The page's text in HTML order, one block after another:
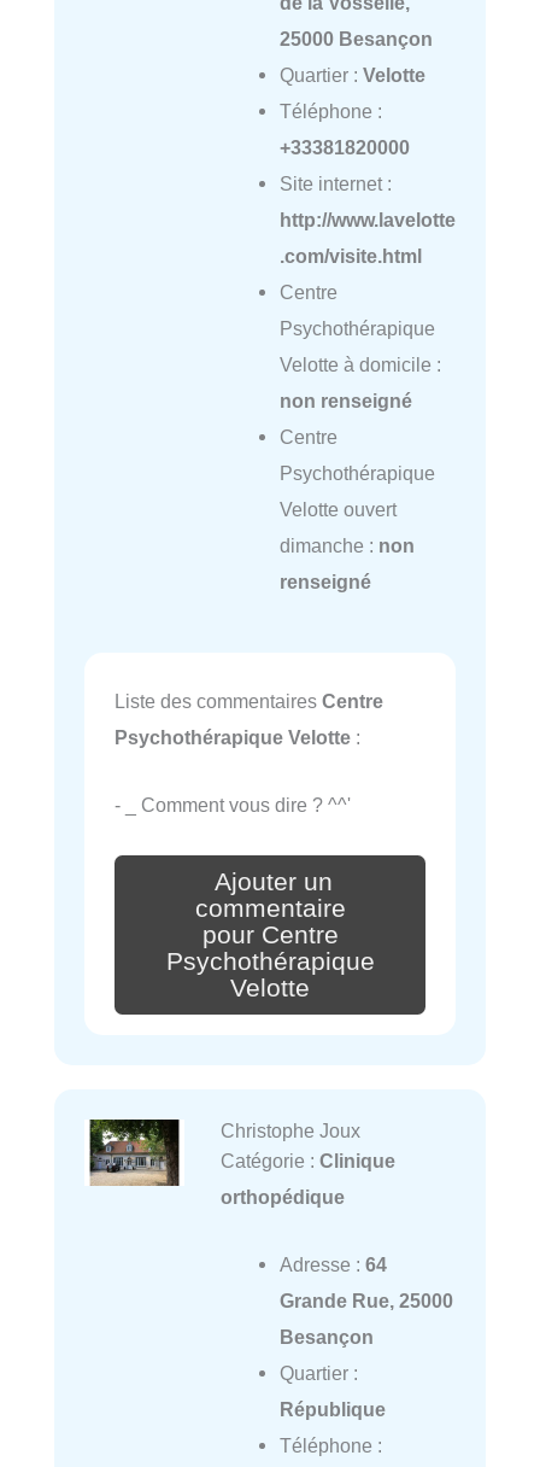
25000 Besançon
Quartier : Velotte
Téléphone :
+33381820000
Site internet :
http://www.lavelotte
.com/visite.html
Centre
Psychothérapique
Velotte à domicile :
non renseigné
Centre
Psychothérapique
Velotte ouvert
dimanche : non
renseigné
Liste des commentaires Centre
Psychothérapique Velotte :
- _ Comment vous dire ? ^^'
Ajouter un
commentaire
pour Centre
Psychothérapique
Velotte
Christophe Joux
Catégorie : Clinique
orthopédique
Adresse : 64
Grande Rue, 25000
Besançon
Quartier :
République
Téléphone :